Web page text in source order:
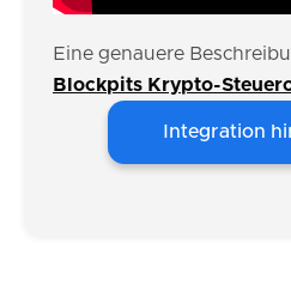
Eine genauere
Blockpits Krypto-
Integration